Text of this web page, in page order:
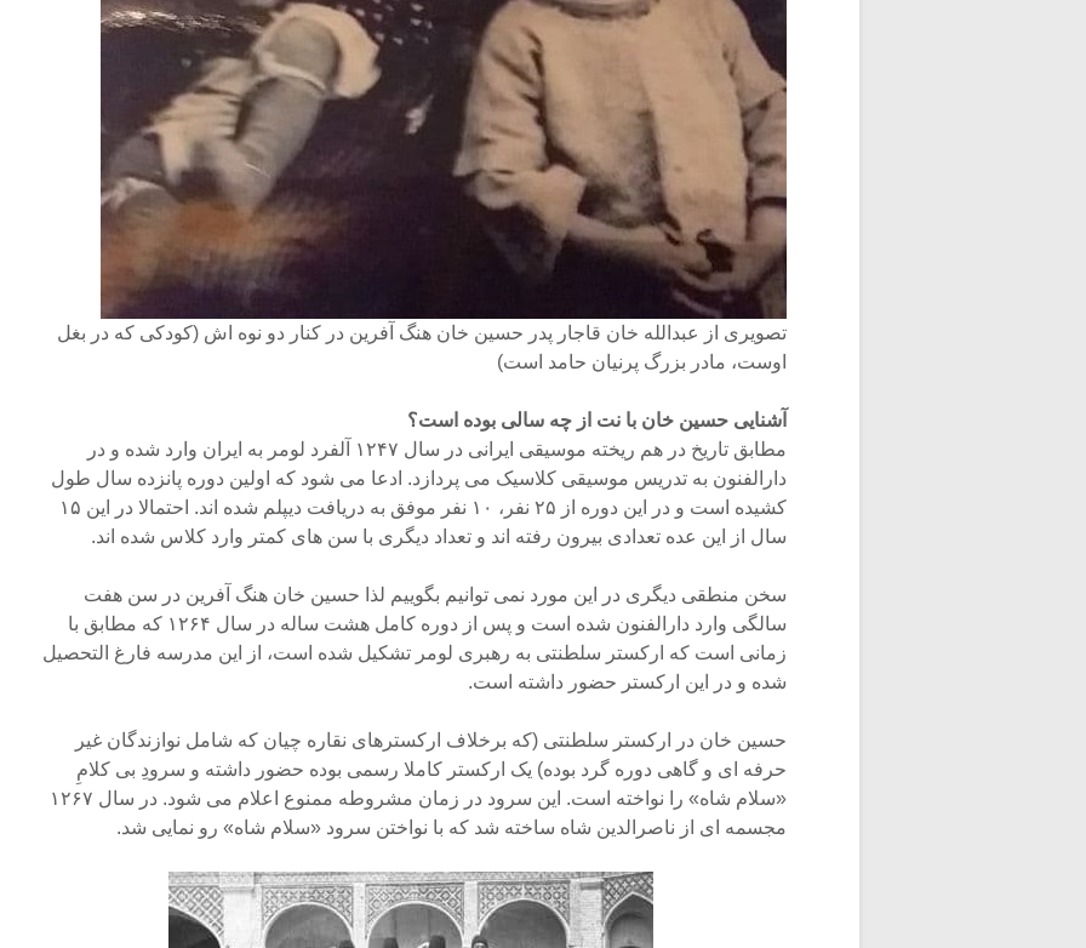
تصویری از عبدالله خان قاجار پدر حسین خان هنگ آفرین در کنار دو نوه اش (کودکی که در بغل
اوست، مادر بزرگ پرنیان حامد است)
آشنایی حسین خان با نت از چه سالی بوده است؟
مطابق تاریخ در هم ریخته موسیقی ایرانی در سال ۱۲۴۷ آلفرد لومر به ایران وارد شده و در
دارالفنون به تدریس موسیقی کلاسیک می پردازد. ادعا می شود که اولین دوره پانزده سال طول
کشیده است و در این دوره از ۲۵ نفر، ۱۰ نفر موفق به دریافت دیپلم شده اند. احتمالا در این ۱۵
سال از این عده تعدادی بیرون رفته اند و تعداد دیگری با سن های کمتر وارد کلاس شده اند.
سخن منطقی دیگری در این مورد نمی توانیم بگوییم لذا حسین خان هنگ آفرین در سن هفت
سالگی وارد دارالفنون شده است و پس از دوره کامل هشت ساله در سال ۱۲۶۴ که مطابق با
زمانی است که ارکستر سلطنتی به رهبری لومر تشکیل شده است، از این مدرسه فارغ التحصیل
شده و در این ارکستر حضور داشته است.
حسین خان در ارکستر سلطنتی (که برخلاف ارکسترهای نقاره چیان که شامل نوازندگان غیر
حرفه ای و گاهی دوره گرد بوده) یک ارکستر کاملا رسمی بوده حضور داشته و سرودِ بی کلامِ
«سلام شاه» را نواخته است. این سرود در زمان مشروطه ممنوع اعلام می شود. در سال ۱۲۶۷
مجسمه ای از ناصرالدین شاه ساخته شد که با نواختن سرود «سلام شاه» رو نمایی شد.